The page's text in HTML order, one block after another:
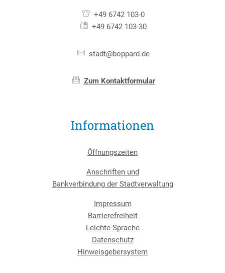
+49 6742 103-0
+49 6742 103-30
stadt@boppard.de
Zum Kontaktformular
Informationen
Öffnungszeiten
Anschriften und
Bankverbindung der Stadtverwaltung
Impressum
Barrierefreiheit
Leichte Sprache
Datenschutz
Hinweisgebersystem